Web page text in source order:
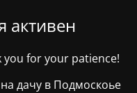
активен
you for your patience!
дачу в Подмоскоье